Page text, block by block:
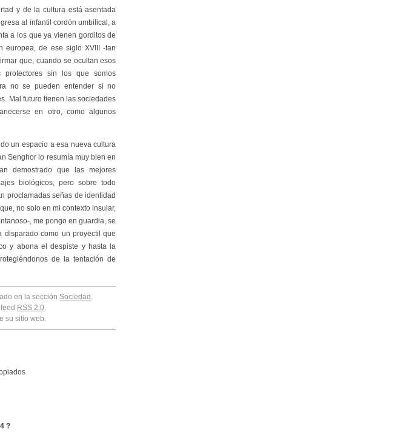
y de la cultura está asentada
al infantil cordón umbilical, a
a los que ya vienen gorditos de
de ese siglo XVIII -tan
que, cuando se ocultan esos
protectores sin los que somos
no se pueden entender si no
Mal futuro tienen las sociedades
en otro, como algunos
un espacio a esa nueva cultura
Senghor lo resumía muy bien en
demostrado que las mejores
biológicos, pero sobre todo
proclamadas señas de identidad
no solo en mi contexto insular,
, me pongo en guardia, se
como un proyectil que
y abona el despiste y hasta la
de la tentación de
en la sección Sociedad .
RSS 2.0.
su sitio web.
?